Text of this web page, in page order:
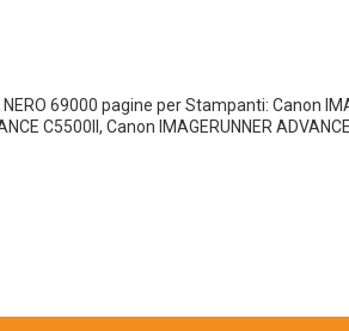
69000 pagine per Stampanti: Canon
C5500II, Canon IMAGERUNNER